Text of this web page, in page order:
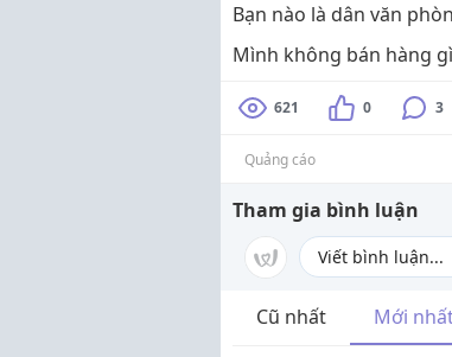
Bạn nào là dân văn
Mình không bán hàng
621 0 3
Quảng cáo
Tham gia bình luận
Cũ nhất Mới